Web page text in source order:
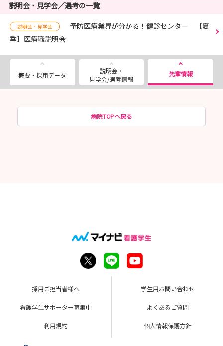
説明会・見学会／選考の一覧
説明会・見学会
予防医療業界が分かる！健診センター 【夏
季】医療職説明会
概要・採用データ
説明会・
見学会/選考情報
先輩情報
病院TOPへ戻る
採用ご担当者様へ 学生用お問い合わせ
看護学生サポーター募集中 よくあるご質問
利用規約 個人情報保護方針